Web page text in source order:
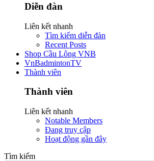
Diễn đàn
Liên kết nhanh
Tìm kiếm diễn đàn
Recent Posts
Shop Cầu Lông VNB
VnBadmintonTV
Thành viên
Thành viên
Liên kết nhanh
Notable Members
Đang truy cập
Hoạt động gần đây
Tìm kiếm